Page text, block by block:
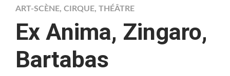
ART-SCÈNE, CIRQUE, THÉÂTRE
Ex Anima, Zingaro,
Bartabas